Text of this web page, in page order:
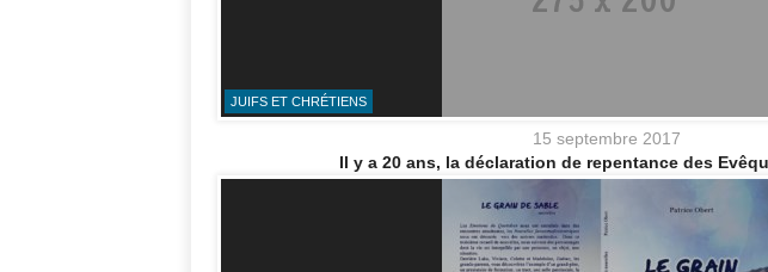
JUIFS ET CHRÉTIENS
15 septembre 2017
Il y a 20 ans, la déclaration de repentance des